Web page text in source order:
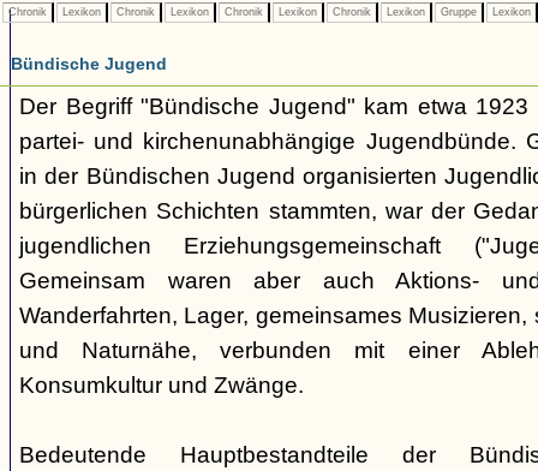
Chronik Lexikon Chronik Lexikon Chronik Lexikon Chronik Lexikon Gruppe Lexikon
Bündische Jugend
Der Begriff "Bündische Jugend" kam etwa
partei- und kirchenunabhängige Jugendbünde.
in der Bündischen Jugend organisierten
bürgerlichen Schichten stammten, war der
jugendlichen Erziehungsgemeinschaft
Gemeinsam waren aber auch Aktions-
Wanderfahrten, Lager, gemeinsames
und Naturnähe, verbunden mit einer
Konsumkultur und Zwänge.
Bedeutende Hauptbestandteile der